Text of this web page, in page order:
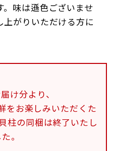
味は遜色ございませ
がりいただける方に
け分より、
をお楽しみいただくた
柱の同梱は終了いたし
。